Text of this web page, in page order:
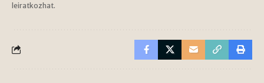
leiratkozhat.